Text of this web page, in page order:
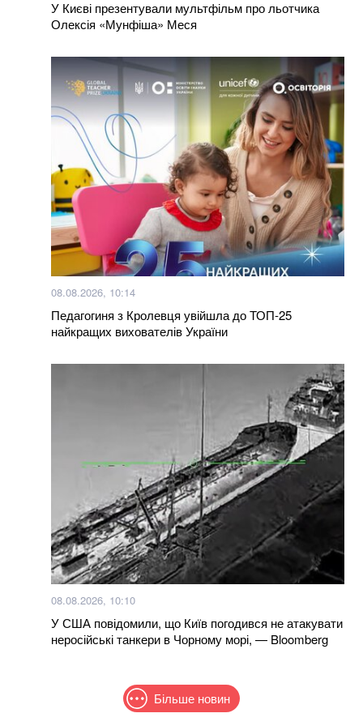
У Києві презентували мультфільм про льотчика
Олексія «Мунфіша» Меся
08.08.2026, 10:14
Педагогиня з Кролевця увійшла до ТОП-25
найкращих вихователів України
08.08.2026, 10:10
У США повідомили, що Київ погодився не атакувати
неросійські танкери в Чорному морі, — Bloomberg
Більше новин